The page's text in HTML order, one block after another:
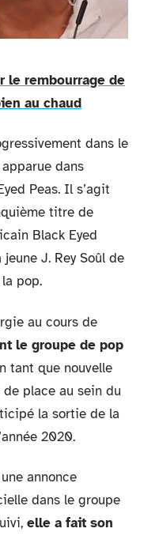
le rembourrage de
au chaud
dans le
dans
Peas. Il s’agit
titre de
Black Eyed
J. Rey Soûl de
pop.
au cours de
le groupe de pop
tant que nouvelle
de place au sein du
la sortie de la
2020.
annonce
dans le groupe
elle a fait son